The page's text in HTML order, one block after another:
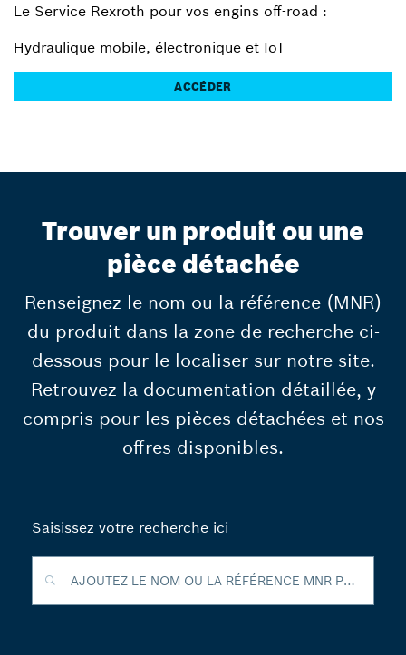
Le Service Rexroth pour vos engins off-road :
Hydraulique mobile, électronique et IoT
ACCÉDER
Trouver un produit ou une
pièce détachée
Renseignez le nom ou la référence (MNR)
du produit dans la zone de recherche ci-
dessous pour le localiser sur notre site.
Retrouvez la documentation détaillée, y
compris pour les pièces détachées et nos
offres disponibles.
Saisissez votre recherche ici
AJOUTEZ LE NOM OU LA RÉFÉRENCE MNR POUR ACCÉDER À L'INFORMATION DÉTAILLLÉE